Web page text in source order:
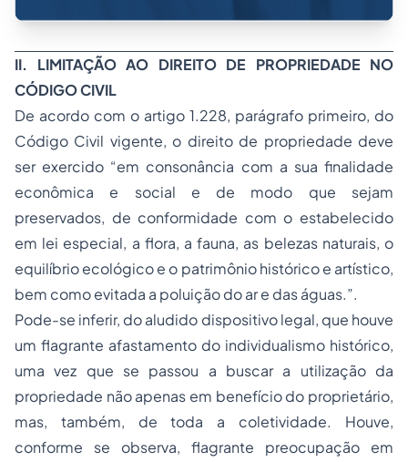
II. LIMITAÇÃO AO DIREITO DE PROPRIEDADE NO
CÓDIGO CIVIL
De acordo com o artigo 1.228, parágrafo primeiro, do
Código Civil vigente, o direito de propriedade deve
ser exercido “em consonância com a sua finalidade
econômica e social e de modo que sejam
preservados, de conformidade com o estabelecido
em lei especial, a flora, a fauna, as belezas naturais, o
equilíbrio ecológico e o patrimônio histórico e artístico,
bem como evitada a poluição do ar e das águas.”.
Pode-se inferir, do aludido dispositivo legal, que houve
um flagrante afastamento do individualismo histórico,
uma vez que se passou a buscar a utilização da
propriedade não apenas em benefício do proprietário,
mas, também, de toda a coletividade. Houve,
conforme se observa, flagrante preocupação em